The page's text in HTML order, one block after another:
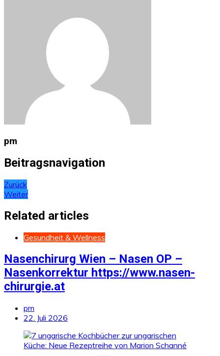
pm
Beitragsnavigation
Zurück
Weiter
Related articles
Gesundheit & Wellness
Nasenchirurg Wien – Nasen OP –
Nasenkorrektur https://www.nasen-
chirurgie.at
pm
22. Juli 2026